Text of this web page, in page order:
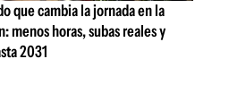
que cambia la jornada en la
menos horas, subas reales y
2031